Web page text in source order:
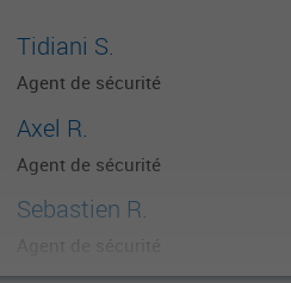
Tidiani S.
Agent de sécurité
Axel R.
Agent de sécurité
Sebastien R.